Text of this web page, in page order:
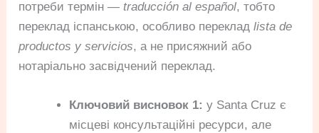
потреби термін —traducción al español, тобто
переклад іспанською, особливо перекладlista de
productos y servicios, а не присяжний або
нотаріально засвідчений переклад.
Ключовий висновок 1: у Santa Cruz є
місцеві консультаційні ресурси, але